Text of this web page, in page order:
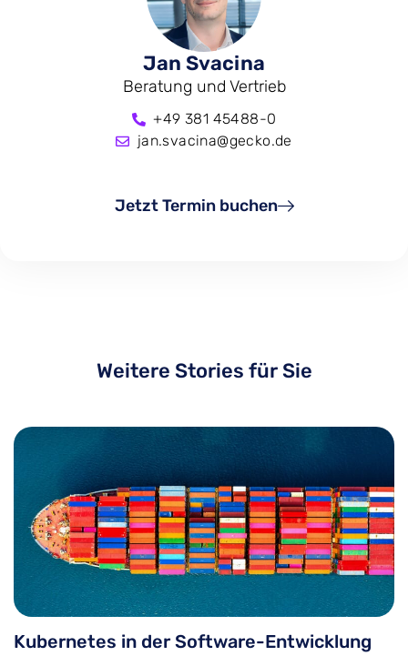
Jan Svacina
Beratung und Vertrieb
+49 381 45488-0
jan.svacina@gecko.de
Jetzt Termin buchen
Weitere Stories für Sie
Kubernetes in der Software-Entwicklung